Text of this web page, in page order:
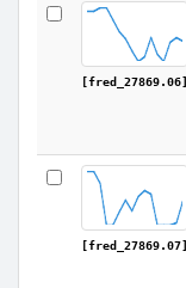
[fred_27869.06]
[fred_27869.07]